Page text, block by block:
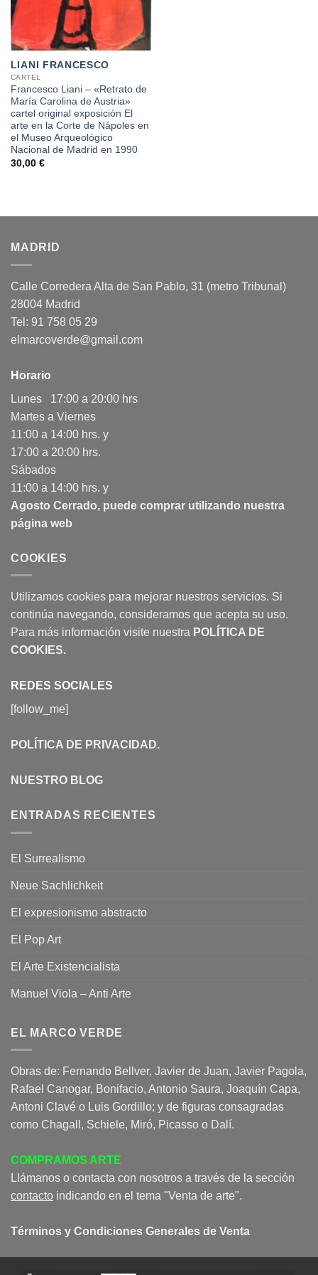
LIANI FRANCESCO
CARTEL
Francesco Liani – «Retrato de
María Carolina de Austria»
cartel original exposición El
arte en la Corte de Nápoles en
el Museo Arqueológico
Nacional de Madrid en 1990
30,00 €
MADRID
Calle Corredera Alta de San Pablo, 31 (metro Tribunal)
28004 Madrid
Tel: 91 758 05 29
elmarcoverde@gmail.com
Horario
Lunes 17:00 a 20:00 hrs
Martes a Viernes
11:00 a 14:00 hrs. y
17:00 a 20:00 hrs.
Sábados
11:00 a 14:00 hrs. y
Agosto Cerrado, puede comprar utilizando nuestra
página web
COOKIES
Utilizamos cookies para mejorar nuestros servicios. Si
continúa navegando, consideramos que acepta su uso.
Para más información visite nuestra POLÍTICA DE
COOKIES.
REDES SOCIALES
[follow_me]
POLÍTICA DE PRIVACIDAD.
NUESTRO BLOG
ENTRADAS RECIENTES
El Surrealismo
Neue Sachlichkeit
El expresionismo abstracto
El Pop Art
El Arte Existencialista
Manuel Viola – Anti Arte
EL MARCO VERDE
Obras de: Fernando Bellver, Javier de Juan, Javier Pagola,
Rafael Canogar, Bonifacio, Antonio Saura, Joaquín Capa,
Antoni Clavé o Luis Gordillo; y de figuras consagradas
como Chagall, Schiele, Miró, Picasso o Dalí.
COMPRAMOS ARTE
Llámanos o contacta con nosotros a través de la sección
contacto indicando en el tema "Venta de arte".
Términos y Condiciones Generales de Venta